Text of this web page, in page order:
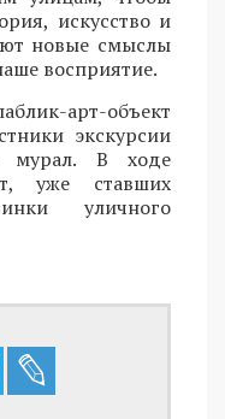
искусство и
новые смыслы
восприятие.
арт-объект
экскурсии
мурал. В ходе
уже ставших
уличного